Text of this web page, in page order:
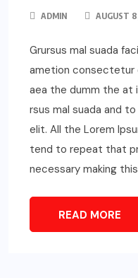
ADMIN AUGUST
Grursus mal suada
ametion consectetur
aea the dumm the at
rsus mal suada and
elit. All the Lorem
tend to repeat that
necessary making
READ MORE